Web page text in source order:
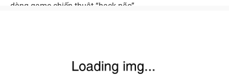
dòng game chiến thuật “hack não”...